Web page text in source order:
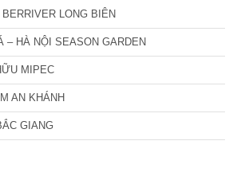
LONG BIÊN
– HÀ NỘI SEASON GARDEN
MIPEC
AN KHÁNH
GIANG